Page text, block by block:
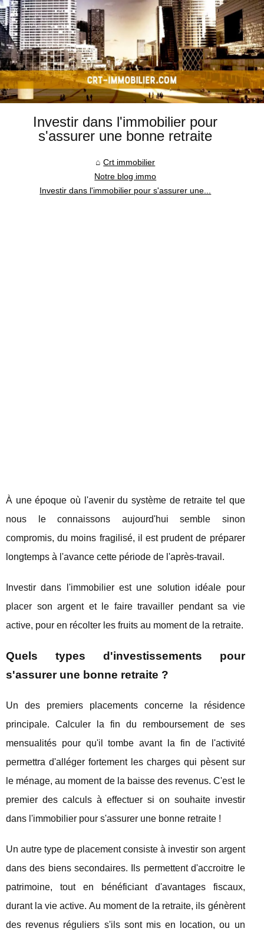
Investir dans l'immobilier pour
s'assurer une bonne retraite
Crt immobilier
Notre blog immo
Investir dans l'immobilier pour s'assurer une...
À une époque où l'avenir du système de retraite tel que
nous le connaissons aujourd'hui semble sinon
compromis, du moins fragilisé, il est prudent de préparer
longtemps à l'avance cette période de l'après-travail.
Investir dans l'immobilier est une solution idéale pour
placer son argent et le faire travailler pendant sa vie
active, pour en récolter les fruits au moment de la retraite.
Quels types d'investissements pour
s'assurer une bonne retraite ?
Un des premiers placements concerne la résidence
principale. Calculer la fin du remboursement de ses
mensualités pour qu'il tombe avant la fin de l'activité
permettra d'alléger fortement les charges qui pèsent sur
le ménage, au moment de la baisse des revenus. C'est le
premier des calculs à effectuer si on souhaite investir
dans l'immobilier pour s'assurer une bonne retraite !
Un autre type de placement consiste à investir son argent
dans des biens secondaires. Ils permettent d'accroitre le
patrimoine, tout en bénéficiant d'avantages fiscaux,
durant la vie active. Au moment de la retraite, ils génèrent
des revenus réguliers s'ils sont mis en location, ou un